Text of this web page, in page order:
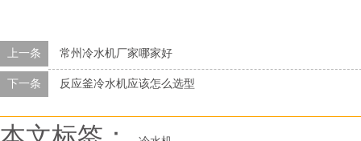
上一条 常州冷水机厂家哪家好
下一条 反应釜冷水机应该怎么选型